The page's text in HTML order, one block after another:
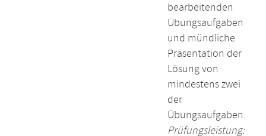
bearbeitenden
Übungsaufgaben
und mündliche
Präsentation der
Lösung von
mindestens zwei
der
Übungsaufgaben.
Prüfungsleistung: